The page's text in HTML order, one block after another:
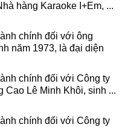
hàng Karaoke I+Em, ...
chính đối với ông
năm 1973, là đại diện
chính đối với Công ty
Cao Lê Minh Khôi, sinh ...
chính đối với Công ty